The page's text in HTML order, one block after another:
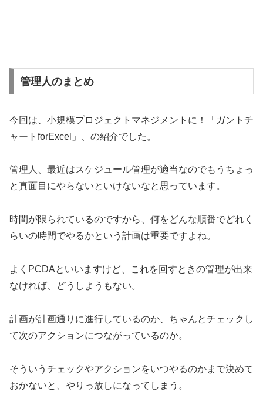
管理人のまとめ
今回は、小規模プロジェクトマネジメントに！「ガントチ
ャートforExcel」、の紹介でした。
管理人、最近はスケジュール管理が適当なのでもうちょっ
と真面目にやらないといけないなと思っています。
時間が限られているのですから、何をどんな順番でどれく
らいの時間でやるかという計画は重要ですよね。
よくPCDAといいますけど、これを回すときの管理が出来
なければ、どうしようもない。
計画が計画通りに進行しているのか、ちゃんとチェックし
て次のアクションにつながっているのか。
そういうチェックやアクションをいつやるのかまで決めて
おかないと、やりっ放しになってしまう。